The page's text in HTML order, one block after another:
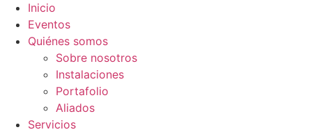
Inicio
Eventos
Quiénes somos
Sobre nosotros
Instalaciones
Portafolio
Aliados
Servicios